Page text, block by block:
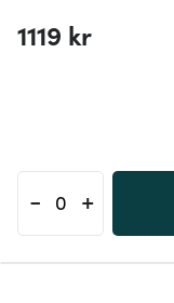
1119 kr
- +